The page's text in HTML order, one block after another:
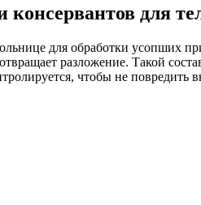
для
для обработки усопших
разложение. Такой
чтобы не повредить